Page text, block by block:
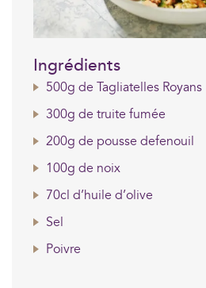
Ingrédients
500g de Tagliatelles Royans
300g de truite fumée
200g de pousse defenouil
100g de noix
70cl d’huile d’olive
Sel
Poivre